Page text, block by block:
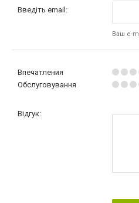
Введіть email:
Ваш e-
Впечатления
Обслуговування
Відгук: